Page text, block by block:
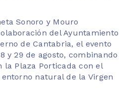
Sonoro y Mouro
del Ayuntamiento
de Cantabria, el evento
y 29 de agosto, combinando
Plaza Porticada con el
natural de la Virgen